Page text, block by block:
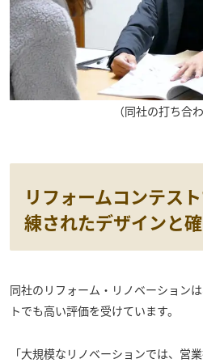
（同社の打ち合
リフォームコンテス
練されたデザインと
同社のリフォーム・リノベーション
トでも高い評価を受けています。
「大規模なリノベーションでは、営